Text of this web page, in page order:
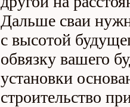
Дальше сваи
с высотой
обвязку вашего
установки
строительство